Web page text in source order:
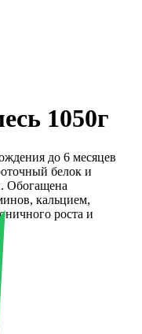
1050г
до 6 месяцев
белок и
Обогащена
кальцием,
роста и